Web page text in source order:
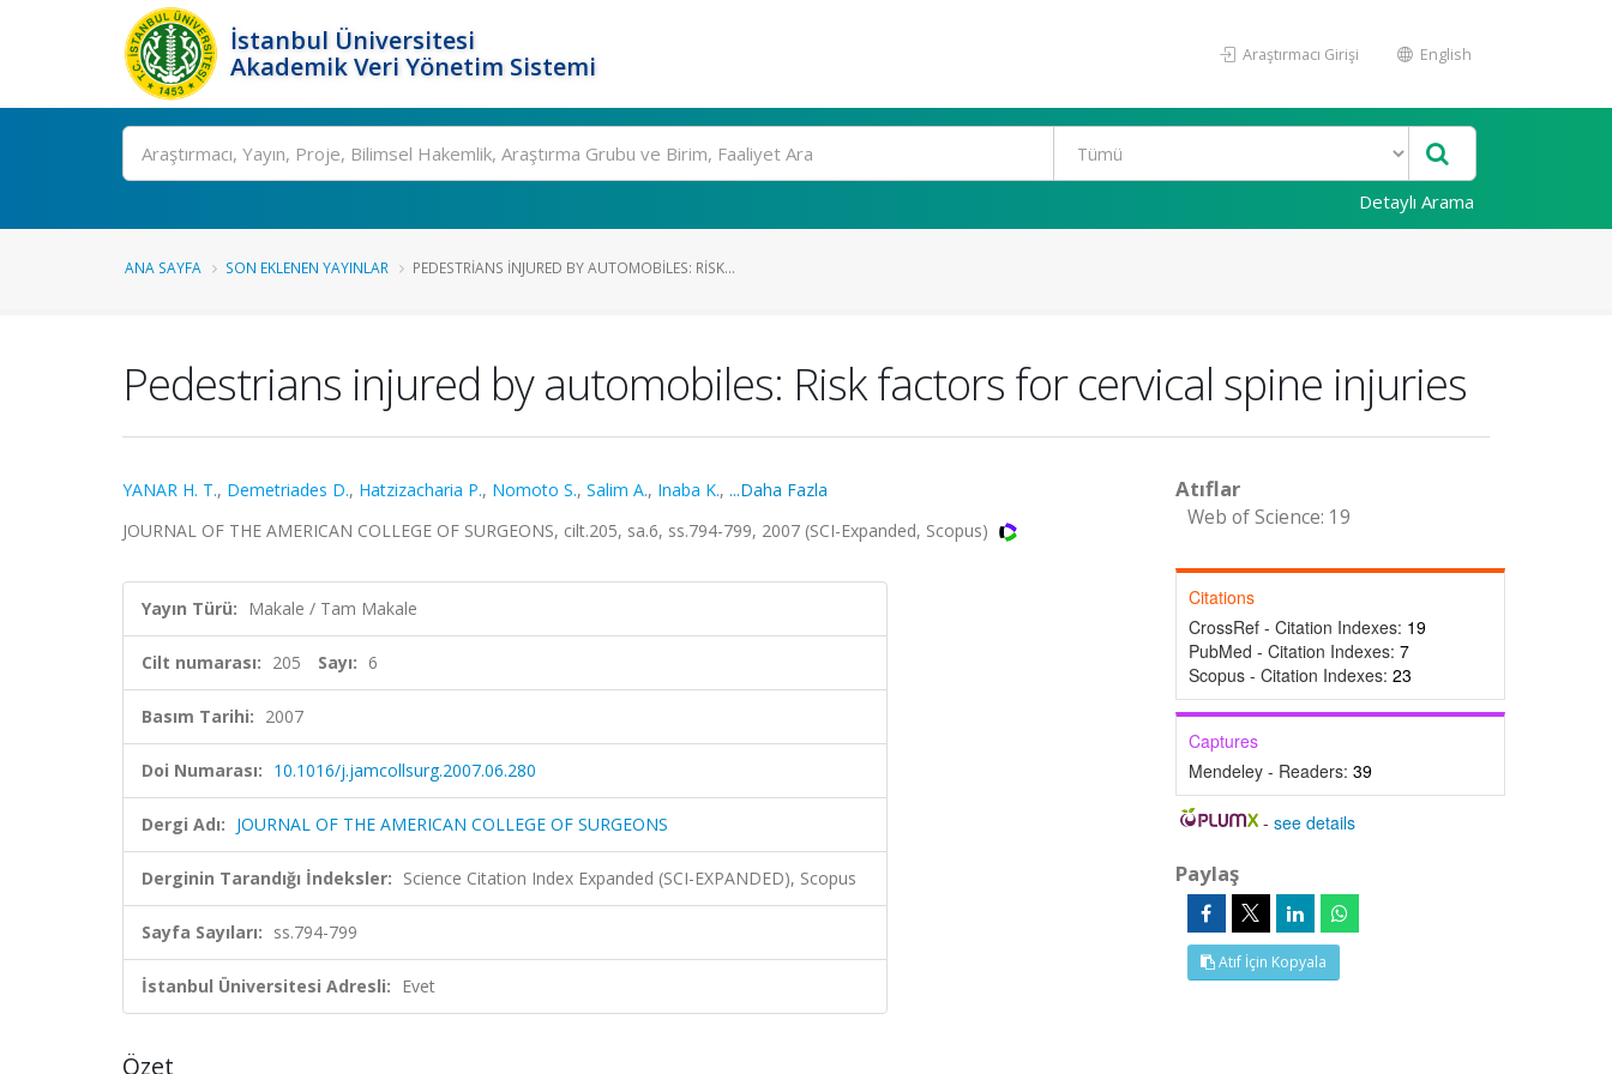
İstanbul Üniversitesi
Akademik Veri Yönetim Sistemi
Araştırmacı Girişi English
Ara
Detaylı Arama
ANA SAYFA SON EKLENEN YAYINLAR PEDESTRIANS INJURED BY AUTOMOBILES: RISK...
Pedestrians injured by automobiles: Risk factors for cervical spine injuries
YANAR H. T., Demetriades D., Hatzizacharia P., Nomoto S., Salim A., Inaba K., ...Daha Fazla
JOURNAL OF THE AMERICAN COLLEGE OF SURGEONS, cilt.205, sa.6, ss.794-799, 2007 (SCI-Expanded, Scopus)
Yayın Türü: Makale / Tam Makale
Cilt numarası: 205 Sayı: 6
Basım Tarihi: 2007
Doi Numarası: 10.1016/j.jamcollsurg.2007.06.280
Dergi Adı: JOURNAL OF THE AMERICAN COLLEGE OF SURGEONS
Derginin Tarandığı İndeksler: Science Citation Index Expanded (SCI-EXPANDED), Scopus
Sayfa Sayıları: ss.794-799
İstanbul Üniversitesi Adresli: Evet
Özet
Atıflar
Web of Science: 19
Citations
CrossRef - Citation Indexes: 19
PubMed - Citation Indexes: 7
Scopus - Citation Indexes: 23
Captures
Mendeley - Readers: 39
-see details
Paylaş
Atıf İçin Kopyala